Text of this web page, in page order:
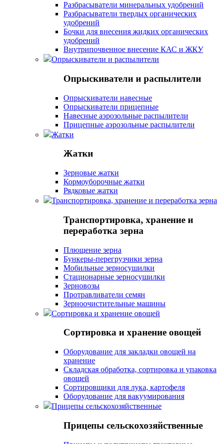
Разбрасыватели минеральных удобрений
Разбрасыватели твердых органических
удобрений
Бочки для внесения жидких органических
удобрений
Внутрипочвенное внесение КАС и ЖКУ
Опрыскиватели и распылители
Опрыскиватели и распылители
Опрыскиватели навесные
Опрыскиватели прицепные
Навесные аэрозольные распылители
Прицепные аэрозольные распылители
Жатки
Жатки
Зерновые жатки
Кормоуборочные жатки
Рядковые жатки
Транспортировка, хранение и переработка зерна
Транспортировка, хранение и
переработка зерна
Плющение зерна
Бункеры-перегрузчики зерна
Мобильные зерносушилки
Стационарные зерносушилки
Зерновозы
Протравливатели семян
Зерноочистительные машины
Сортировка и хранение овощей
Сортировка и хранение овощей
Оборудование для закладки овощей на
хранение
Складская обработка, сортировка и упаковка
овощей
Сортировщики для лука, картофеля
Оборудование для вакуумирования
Прицепы сельскохозяйственные
Прицепы сельскохозяйственные